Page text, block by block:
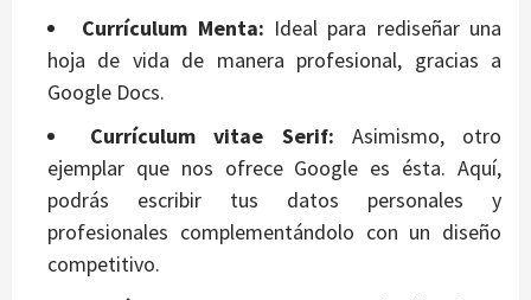
Currículum Menta: Ideal para rediseñar una
hoja de vida de manera profesional, gracias a
Google Docs.
Currículum vitae Serif: Asimismo, otro
ejemplar que nos ofrece Google es ésta. Aquí,
podrás escribir tus datos personales y
profesionales complementándolo con un diseño
competitivo.